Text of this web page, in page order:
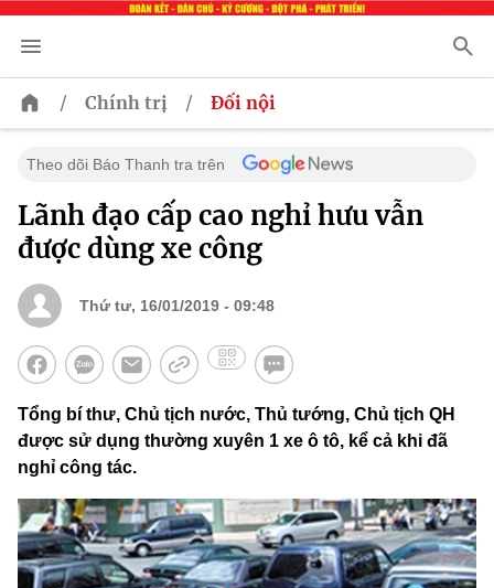
/ Chính trị / Đối nội
Theo dõi Báo Thanh tra trên
Lãnh đạo cấp cao nghỉ hưu vẫn
được dùng xe công
Thứ tư, 16/01/2019 - 09:48
Tổng bí thư, Chủ tịch nước, Thủ tướng, Chủ tịch QH
được sử dụng thường xuyên 1 xe ô tô, kể cả khi đã
nghỉ công tác.